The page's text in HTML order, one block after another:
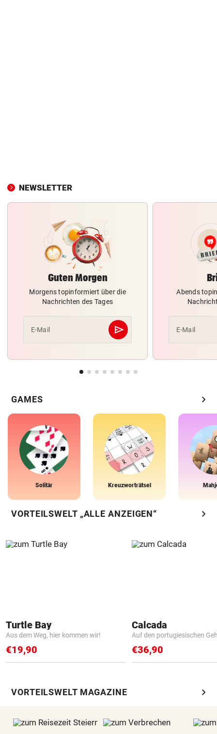
NEWSLETTER
Guten Morgen
Morgens topinformiert über die
Nachrichten des Tages
E-Mail send
Abschicken
Abends
E-Mail
GAMES chevron_right
Solitär Kreuzworträtsel
VORTEILSWELT „ALLE ANZEIGEN“ chevron_right
Turtle Bay
Aus dem Weg, hier kommen wir!
€19,90
Calcada
Auf den portugiesischen
€36,90
VORTEILSWELT MAGAZINE chevron_right